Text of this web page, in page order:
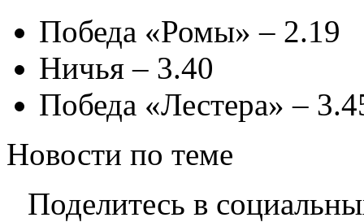
Победа «Ромы» – 2.19
Ничья – 3.40
Победа «Лестера» –
Новости по теме
Поделитесь в